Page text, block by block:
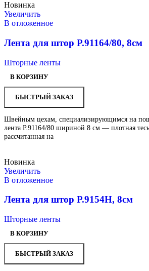
Новинка
Увеличить
В отложенное
Лента для штор Р.91164/80, 8см
Шторные ленты
В КОРЗИНУ
БЫСТРЫЙ ЗАКАЗ
Швейным цехам, специализирующимся на
лента Р.91164/80 шириной 8 см — плотная
рассчитанная на
Новинка
Увеличить
В отложенное
Лента для штор Р.9154Н, 8см
Шторные ленты
В КОРЗИНУ
БЫСТРЫЙ ЗАКАЗ